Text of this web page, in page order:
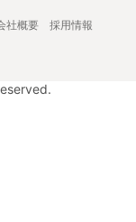
社概要
採用情報